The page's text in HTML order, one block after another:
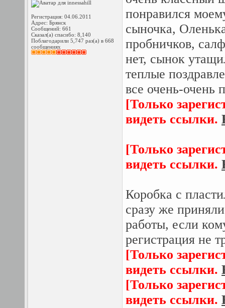
Регистрация: 04.06.2011
Адрес: Брянск
Сообщений: 661
Сказал(а) спасибо: 8,140
Поблагодарили 5,747 раз(а) в 668
сообщениях
понравился
сыночка,
пробничков,
нет, сынок
теплые
все очень-очень
[Только
видеть ссылки.
[Только
видеть ссылки.
Коробка с
сразу же
работы, если
регистрация не
[Только
видеть ссылки.
[Только
видеть ссылки.